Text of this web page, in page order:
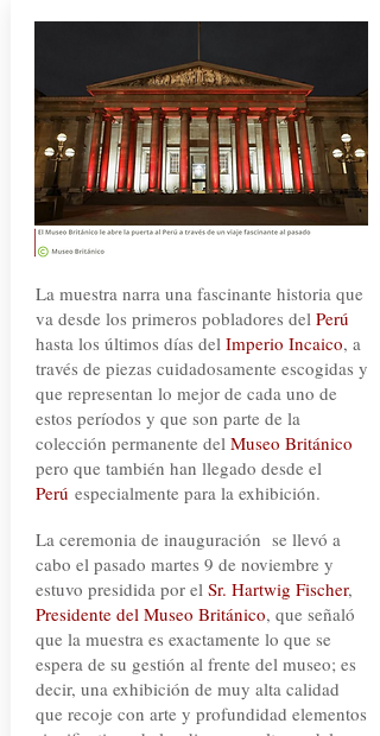
La muestra narra una fascinante historia que
va desde los primeros pobladores del Perú
hasta los últimos días del Imperio Incaico, a
través de piezas cuidadosamente escogidas y
que representan lo mejor de cada uno de
estos períodos y que son parte de la
colección permanente del Museo Británico
pero que también han llegado desde el
Perú especialmente para la exhibición.
La ceremonia de inauguración se llevó a
cabo el pasado martes 9 de noviembre y
estuvo presidida por el Sr. Hartwig Fischer,
Presidente del Museo Británico, que señaló
que la muestra es exactamente lo que se
espera de su gestión al frente del museo; es
decir, una exhibición de muy alta calidad
que recoje con arte y profundidad elementos